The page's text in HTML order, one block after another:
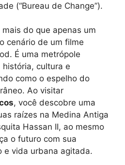
(“Bureau de Change”).
do que apenas um
cenário de um filme
É uma metrópole
cultura e
como o espelho do
Ao visitar
, você descobre uma
raízes na Medina Antiga
Hassan II, ao mesmo
o futuro com sua
e vida urbana agitada.